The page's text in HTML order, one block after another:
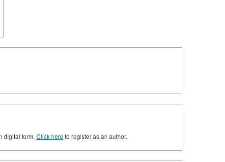
digital form. Click hereto register as an author.